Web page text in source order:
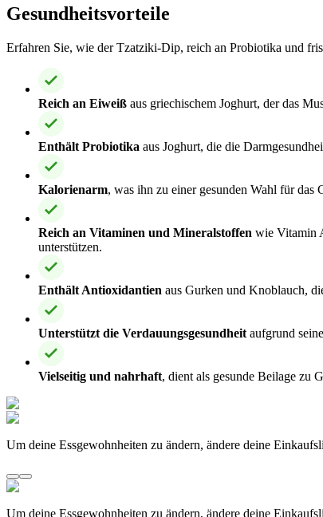
Gesundheitsvorteile
Erfahren Sie, wie der Tzatziki-Dip, reich an Probiotika und
Reich an Eiweiß aus griechischem Joghurt, der das
Enthält Probiotika aus Joghurt, die die
Kalorienarm, was ihn zu einer gesunden Wahl für das
Reich an Vitaminen und Mineralstoffen wie Vitamin
unterstützen.
Enthält Antioxidantien aus Gurken und Knoblauch,
Unterstützt die Verdauungsgesundheit aufgrund
Vielseitig und nahrhaft, dient als gesunde Beilage zu
Um deine Essgewohnheiten zu ändern, ändere deine
Um deine Essgewohnheiten zu ändern, ändere deine